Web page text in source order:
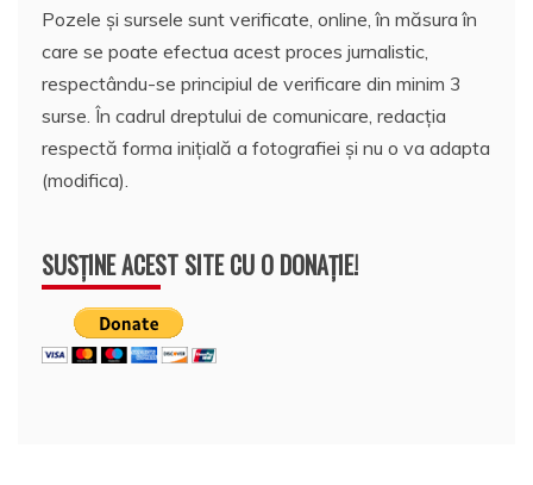
Pozele și sursele sunt verificate, online, în măsura în
care se poate efectua acest proces jurnalistic,
respectându-se principiul de verificare din minim 3
surse. În cadrul dreptului de comunicare, redacția
respectă forma inițială a fotografiei și nu o va adapta
(modifica).
SUSȚINE ACEST SITE CU O DONAȚIE!